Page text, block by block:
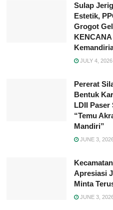
Sulap
Estetik,
Grogot
JULY 4, 2026
Pererat
Bentuk
LDII Paser
“Temu
Mandiri”
JUNE 3,
Apresiasi
Minta
JUNE 3,